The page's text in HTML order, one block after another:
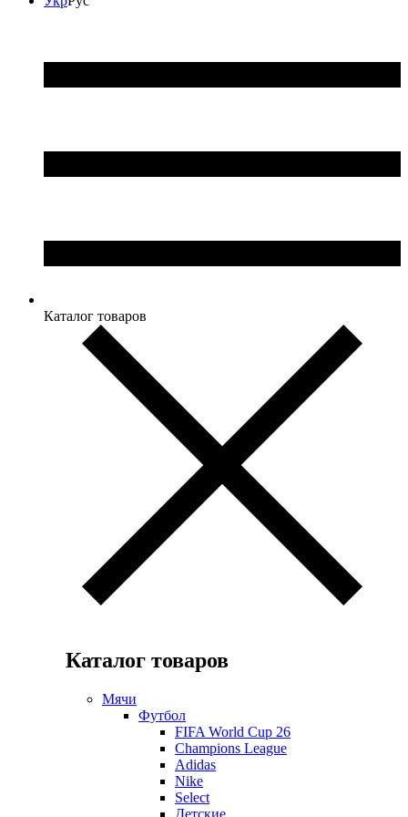
Каталог товаров
Каталог товаров
Мячи
Футбол
FIFA World Cup 26
Champions League
Adidas
Nike
Select